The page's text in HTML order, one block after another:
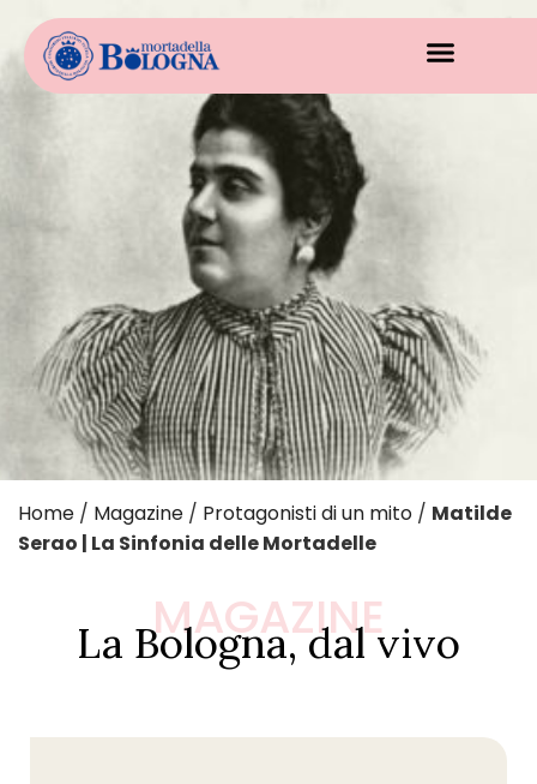
Home / Magazine / Protagonisti di un mito / Matilde
Serao | La Sinfonia delle Mortadelle
MAGAZINE
La Bologna, dal vivo